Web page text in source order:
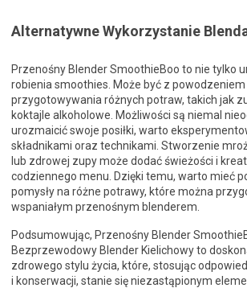
Alternatywne Wykorzystanie
Przenośny Blender SmoothieBoo to nie tylko
robienia smoothies. Może być z
przygotowywania różnych potraw, takich jak
koktajle alkoholowe. Możliwości są niemal
urozmaicić swoje posiłki, warto
składnikami oraz technikami. Stworzenie
lub zdrowej zupy może dodać świeżości i
codziennego menu. Dzięki temu, warto mieć
pomysły na różne potrawy, które można
wspaniałym przenośnym blenderem.
Podsumowując, Przenośny Blender
Bezprzewodowy Blender Kielichowy to
zdrowego stylu życia, które, stosując
i konserwacji, stanie się niezastąpionym